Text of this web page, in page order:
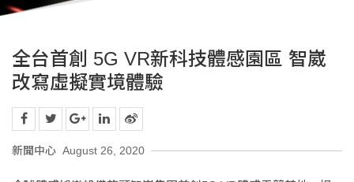
全台首創 5G VR新科技體感園區 智崴
改寫虛擬實境體驗
新聞中心 August 26, 2020